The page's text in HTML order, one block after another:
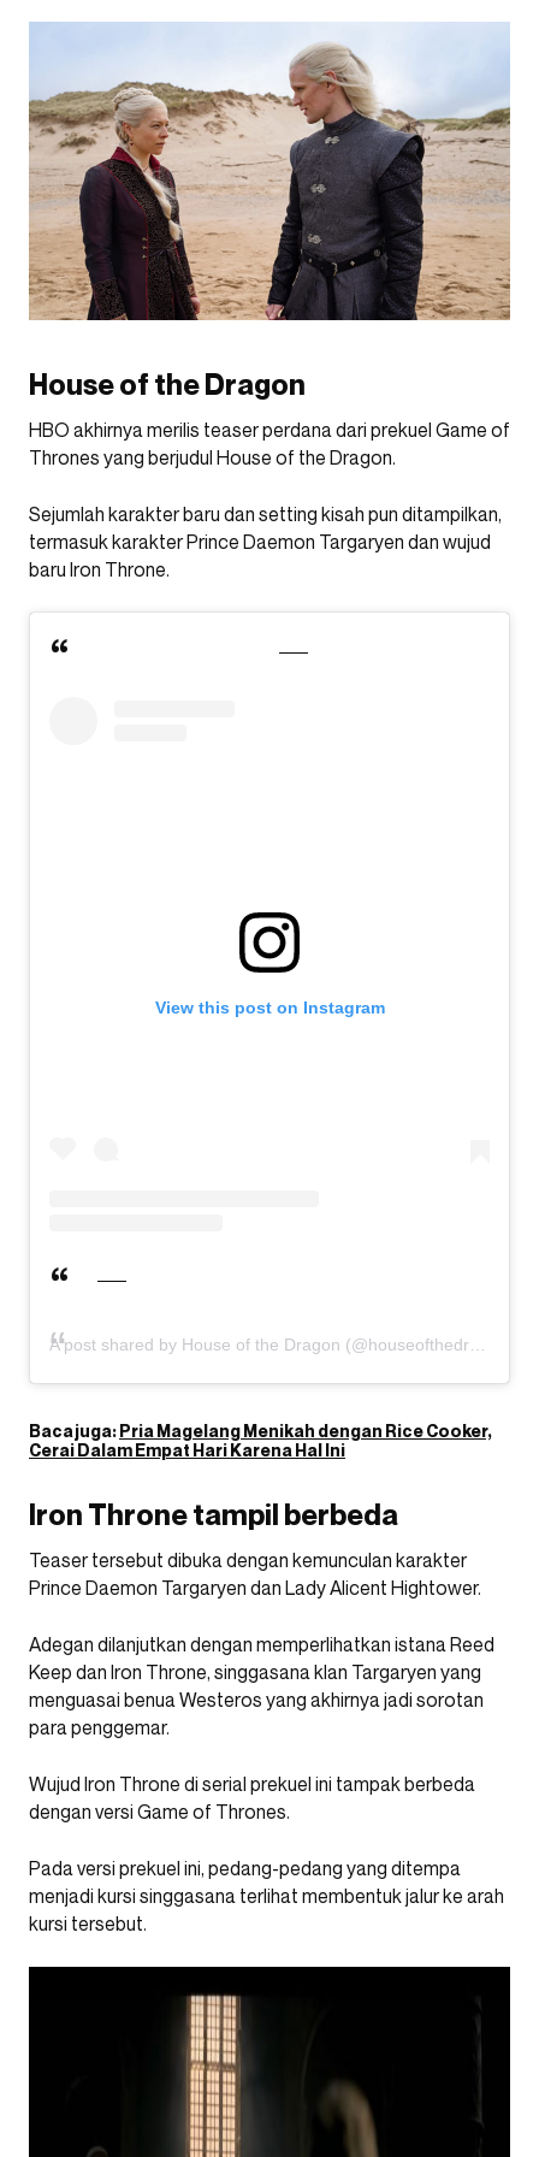
House of the Dragon
HBO akhirnya merilis teaser perdana dari prekuel Game of
Thrones yang berjudul House of the Dragon.
Sejumlah karakter baru dan setting kisah pun ditampilkan,
termasuk karakter Prince Daemon Targaryen dan wujud
baru Iron Throne.
View this post on Instagram
A post shared by House of the Dragon (@houseofthedragonhbo)
Baca juga:Pria Magelang Menikah dengan Rice Cooker,
Cerai Dalam Empat Hari Karena Hal Ini
Iron Throne tampil berbeda
Teaser tersebut dibuka dengan kemunculan karakter
Prince Daemon Targaryen dan Lady Alicent Hightower.
Adegan dilanjutkan dengan memperlihatkan istana Reed
Keep dan Iron Throne, singgasana klan Targaryen yang
menguasai benua Westeros yang akhirnya jadi sorotan
para penggemar.
Wujud Iron Throne di serial prekuel ini tampak berbeda
dengan versi Game of Thrones.
Pada versi prekuel ini, pedang-pedang yang ditempa
menjadi kursi singgasana terlihat membentuk jalur ke arah
kursi tersebut.